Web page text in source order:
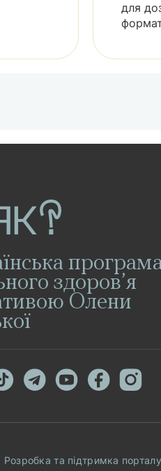
для
здоров’я
Олени
Розробка та підтримка